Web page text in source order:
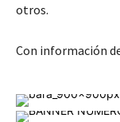
otros.
Con información